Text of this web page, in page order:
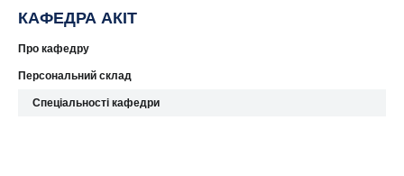
КАФЕДРА АКІТ
Про кафедру
Персональний склад
Спеціальності кафедри